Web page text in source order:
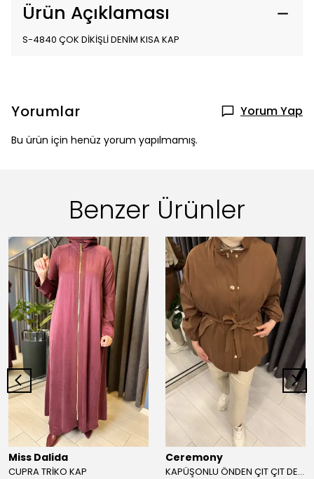
Ürün Açıklaması
S-4840 ÇOK DİKİŞLİ DENİM KISA KAP
Yorumlar Yorum Yap
Bu ürün için henüz yorum yapılmamış.
Benzer Ürünler
Miss Dalida
CUPRA TRİKO KAP
Ceremony
KAPÜŞONLU ÖNDEN ÇIT ÇIT DETAYLI PAMUK KISA KAP